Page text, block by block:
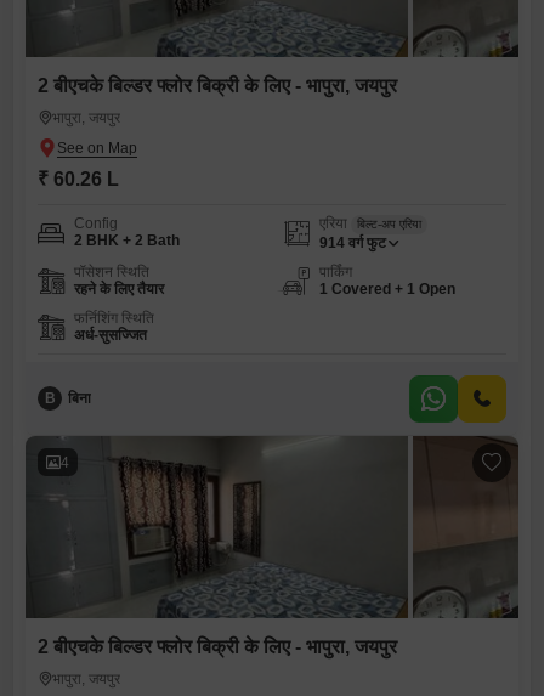
2 बीएचके बिल्डर फ्लोर बिक्री के लिए - भापुरा, जयपुर
भापुरा, जयपुर
₹ 60.26 L
Config
2 BHK + 2 Bath
एरिया बिल्ट-अप एरिया
914 वर्ग फुट
पॉसेशन स्थिति
रहने के लिए तैयार
पार्किंग
1 Covered + 1 Open
फर्निशिंग स्थिति
अर्ध-सुसज्जित
B बिना
4
2 बीएचके बिल्डर फ्लोर बिक्री के लिए - भापुरा, जयपुर
भापुरा, जयपुर